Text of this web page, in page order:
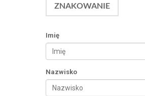
ZNAKOWANIE
Imię
Nazwisko